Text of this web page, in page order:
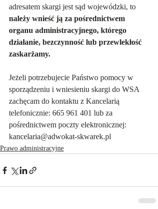
adresatem skargi jest sąd wojewódzki, to
należy wnieść ją za pośrednictwem
organu administracyjnego, którego
działanie, bezczynność lub przewlekłość
zaskarżamy.
Jeżeli potrzebujecie Państwo pomocy w
sporządzeniu i wniesieniu skargi do WSA
zachęcam do kontaktu z Kancelarią
telefonicznie: 665 961 401 lub za
pośrednictwem poczty elektronicznej:
kancelaria@adwokat-skwarek.pl
Prawo administracyjne